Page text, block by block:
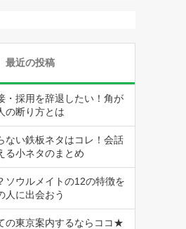
最近の投稿
・採用を辞退したい！角が
の断り方とは
ない鉄板ネタはコレ！会話
る小ネタのまとめ
ソウルメイトの12の特徴を
人に出会おう
の東京案内するならココ★